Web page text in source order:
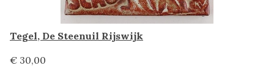
Tegel, De Steenuil Rijswijk
€ 30,00